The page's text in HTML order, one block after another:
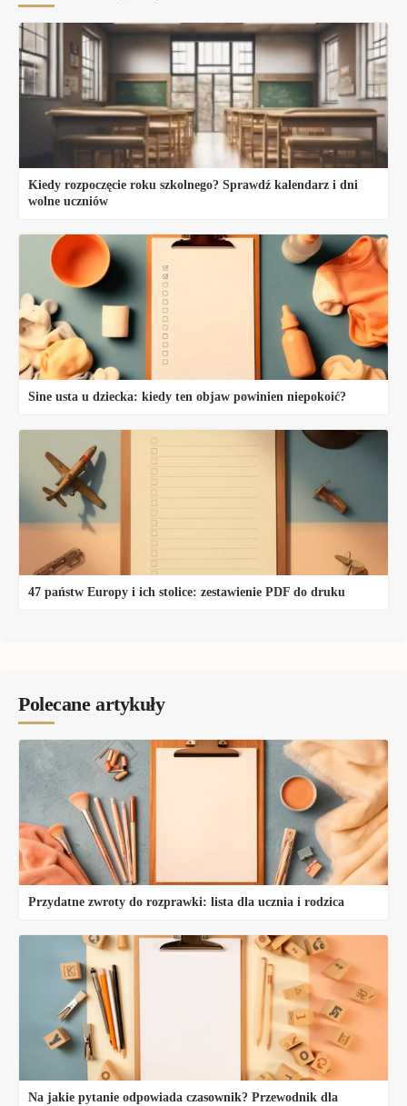
Kiedy rozpoczęcie roku szkolnego? Sprawdź kalendarz i dni
wolne uczniów
Sine usta u dziecka: kiedy ten objaw powinien niepokoić?
47 państw Europy i ich stolice: zestawienie PDF do druku
Polecane artykuły
Przydatne zwroty do rozprawki: lista dla ucznia i rodzica
Na jakie pytanie odpowiada czasownik? Przewodnik dla